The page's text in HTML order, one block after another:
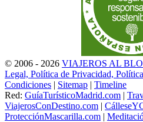
© 2006 - 2026 VIAJEROS AL
Legal, Política de Privacidad,
Condiciones | Sitemap | Timeline
Red: GuíaTurísticoMadrid.com |
ViajerosConDestino.com |
ProtecciónMascarilla.com |